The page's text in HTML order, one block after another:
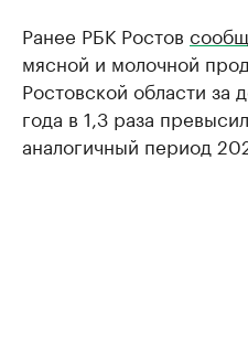
Ранее РБК Ростов
мясной и молочной
Ростовской области за
года в 1,3 раза
аналогичный период